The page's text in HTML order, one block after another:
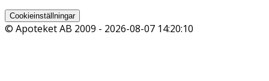
Cookieinställningar
© Apoteket AB 2009 - 2026-08-07 14:20:10